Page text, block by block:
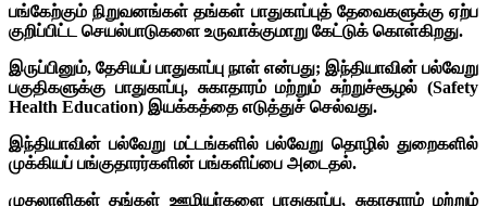
பங்கேற்கும் நிறுவனங்கள் தங்கள் பாதுகாப்புத் தேவைகளுக்கு ஏற்ப
குறிப்பிட்ட செயல்பாடுகளை உருவாக்குமாறு கேட்டுக் கொள்கிறது.
இருப்பினும், தேசியப் பாதுகாப்பு நாள் என்பது; இந்தியாவின் பல்வேறு
பகுதிகளுக்கு பாதுகாப்பு, சுகாதாரம் மற்றும் சுற்றுச்சூழல் (Safety
Health Education) இயக்கத்தை எடுத்துச் செல்வது.
இந்தியாவின் பல்வேறு மட்டங்களில் பல்வேறு தொழில் துறைகளில்
முக்கியப் பங்குதாரர்களின் பங்களிப்பை அடைதல்.
முதலாளிகள் தங்கள் ஊழியர்களை பாதுகாப்பு, சுகாதாரம் மற்றும்